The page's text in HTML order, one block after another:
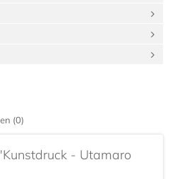
(0)
- Utamaro